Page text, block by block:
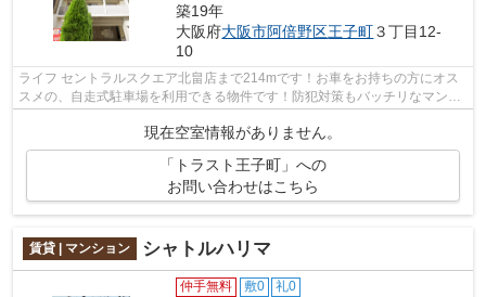
築19年
大阪府大阪市阿倍野区王子町３丁目12-
10
ライフ セントラルスクエア北畠店まで214mです！お車をお持ちの方にオス
スメの、自走式駐車場を利用できる物件です！防犯対策もバッチリなマンシ
ョンタイプの物件です！こだわりポイン...
現在空室情報がありません。
「トラスト王子町」への
お問い合わせはこちら
賃貸 | マンション シャトルハリマ
仲手無料 敷0 礼0